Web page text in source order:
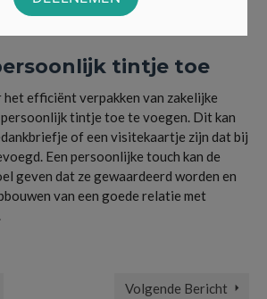
door iemand anders? Doe dat dan bij
tintje toe
efficiënt verpakken van zakelijke
persoonlijk tintje toe te voegen. Dit kan
of een visitekaartje zijn dat bij
Een persoonlijke touch kan de
geven dat ze gewaardeerd worden en
van een goede relatie met
Volgende Bericht